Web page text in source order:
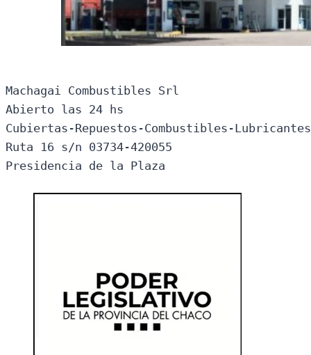
Machagai Combustibles Srl
Abierto las 24 hs
Cubiertas-Repuestos-Combustibles-
Ruta 16 s/n 03734-420055
Presidencia de la Plaza